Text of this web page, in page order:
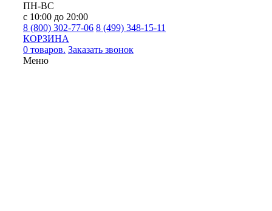
ПН-ВС
с 10:00 до 20:00
8 (800) 302-77-06 8 (499) 348-15-11
КОРЗИНА
0 товаров. Заказать звонок
Меню